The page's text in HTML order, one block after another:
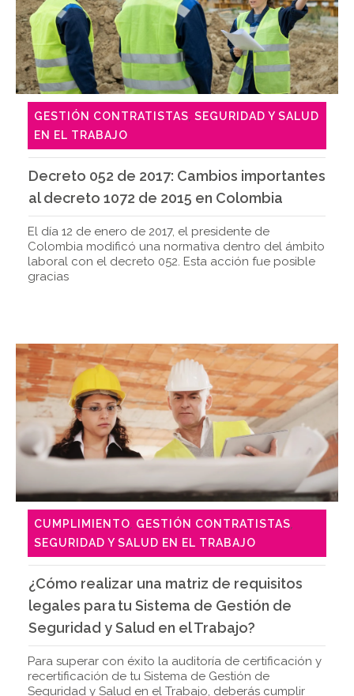
GESTIÓN CONTRATISTAS, SEGURIDAD Y SALUD
EN EL TRABAJO
Decreto 052 de 2017: Cambios importantes
al decreto 1072 de 2015 en Colombia
El día 12 de enero de 2017, el presidente de
Colombia modificó una normativa dentro del ámbito
laboral con el decreto 052. Esta acción fue posible
gracias
CUMPLIMIENTO, GESTIÓN CONTRATISTAS,
SEGURIDAD Y SALUD EN EL TRABAJO
¿Cómo realizar una matriz de requisitos
legales para tu Sistema de Gestión de
Seguridad y Salud en el Trabajo?
Para superar con éxito la auditoría de certificación y
recertificación de tu Sistema de Gestión de
Seguridad y Salud en el Trabajo, deberás cumplir